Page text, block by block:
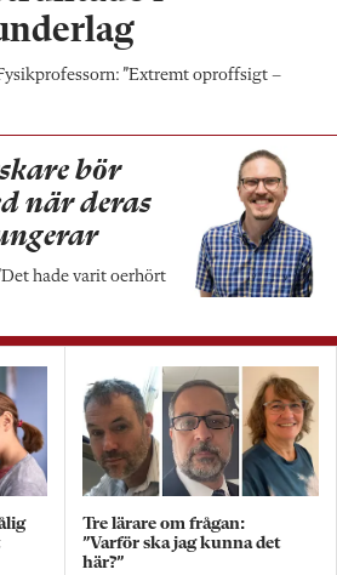
”Extremt oproffsigt –
bör
när deras
hade varit oerhört
Tre lärare om frågan:
”Varför ska jag kunna det
här?”